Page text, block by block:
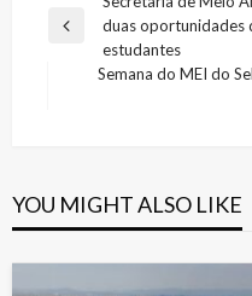
de
Previous
duas oportunidades
estudantes
Semana do MEI do
YOU MIGHT ALSO LIKE